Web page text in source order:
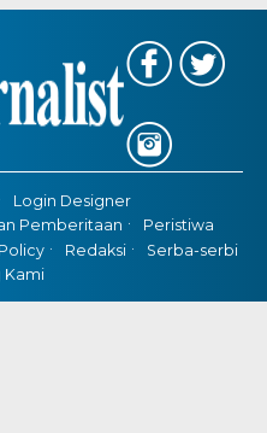
Login Designer
Pemberitaan
Peristiwa
Redaksi
Serba-serbi
Kami